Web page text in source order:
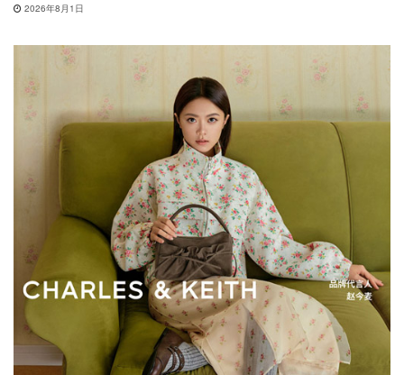
2026年8月1日